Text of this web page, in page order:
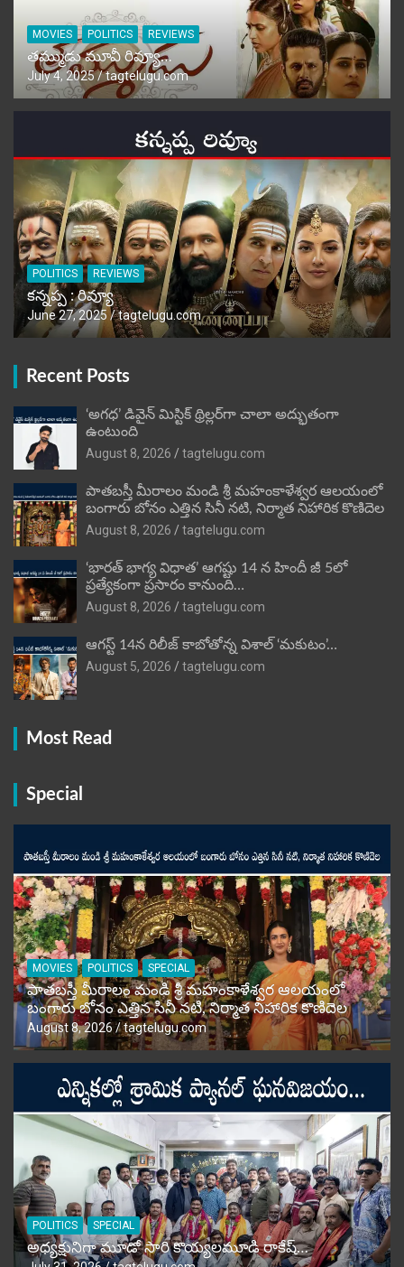
MOVIES POLITICS REVIEWS
తమ్ముడు మూవీ రివ్యూ…
July 4, 2025 tagtelugu.com
POLITICS REVIEWS
కన్నప్ప : రివ్యూ
June 27, 2025 tagtelugu.com
Recent Posts
‘అగధ’ డివైన్ మిస్టిక్ థ్రిల్లర్‌గా చాలా అద్భుతంగా
ఉంటుంది
August 8, 2026
tagtelugu.com
పాతబస్తీ మీరాలం మండి శ్రీ మహంకాళేశ్వర ఆలయంలో
బంగారు బోనం ఎత్తిన సినీ నటి, నిర్మాత నిహారిక కొణిదెల
August 8, 2026
tagtelugu.com
‘భారత్ భాగ్య విధాత’ ఆగష్టు 14 న హిందీ జీ 5లో
ప్రత్యేకంగా ప్రసారం కానుంది…
August 8, 2026
tagtelugu.com
ఆగస్ట్ 14న రిలీజ్ కాబోతోన్న విశాల్ ‘మకుటం’…
August 5, 2026
tagtelugu.com
Most Read
Special
MOVIES POLITICS SPECIAL
పాతబస్తీ మీరాలం మండి శ్రీ మహంకాళేశ్వర ఆలయంలో
బంగారు బోనం ఎత్తిన సినీ నటి, నిర్మాత నిహారిక కొణిదెల
August 8, 2026 tagtelugu.com
POLITICS SPECIAL
అధ్యక్షునిగా మూడో సారి కొయ్యలమూడి రాకేష్‌…